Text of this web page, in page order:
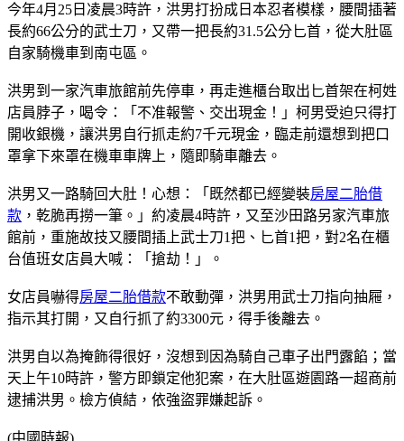
今年4月25日凌晨3時許，洪男打扮成日本忍者模樣，腰間插著
長約66公分的武士刀，又帶一把長約31.5公分匕首，從大肚區
自家騎機車到南屯區。
洪男到一家汽車旅館前先停車，再走進櫃台取出匕首架在柯姓
店員脖子，喝令：「不准報警、交出現金！」柯男受迫只得打
開收銀機，讓洪男自行抓走約7千元現金，臨走前還想到把口
罩拿下來罩在機車車牌上，隨即騎車離去。
洪男又一路騎回大肚！心想：「既然都已經變裝房屋二胎借
款 ，乾脆再撈一筆。」約凌晨4時許，又至沙田路另家汽車旅
館前，重施故技又腰間插上武士刀1把、匕首1把，對2名在櫃
台值班女店員大喊：「搶劫！」。
女店員嚇得房屋二胎借款不敢動彈，洪男用武士刀指向抽屜，
指示其打開，又自行抓了約3300元，得手後離去。
洪男自以為掩飾得很好，沒想到因為騎自己車子出門露餡；當
天上午10時許，警方即鎖定他犯案，在大肚區遊園路一超商前
逮捕洪男。檢方偵結，依強盜罪嫌起訴。
(中國時報)